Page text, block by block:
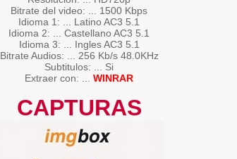
Bitrate del video: ... 1500 Kbps
Idioma 1: ... Latino AC3 5.1
Idioma 2: ... Castellano AC3 5.1
Idioma 3: ... Ingles AC3 5.1
Bitrate Audios: ... 256 Kb/s 48.0KHz
Subtitulos: ... Si
Extraer con: ... WINRAR
CAPTURAS